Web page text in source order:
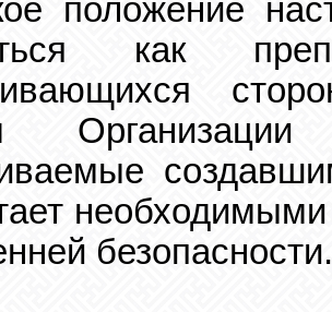
положение
как
безопасности.